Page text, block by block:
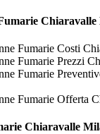
Chiaravalle
Fumarie Costi
Fumarie Prezzi
Fumarie
Fumarie Offerta
Chiaravalle